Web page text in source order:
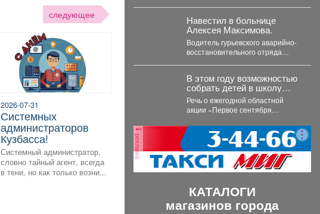
следующее
2026-07-31
системных
администраторов
Кузбасса!
Системный администратор,
словно тайный агент, всегда
в тени, но как только возни...
Навестил в больнице
Алексея Максимова.
Водитель гурьевского аварийно-
восстановительного отряда
в Горловку он...
В этом году возможностью
собрать детей в школу
воспользовались 163
малообеспеченные семьи
Междуреченска.
Речь о ежегодной областной
акции «Первое сентября
реклама
КАТАЛОГИ
магазинов города